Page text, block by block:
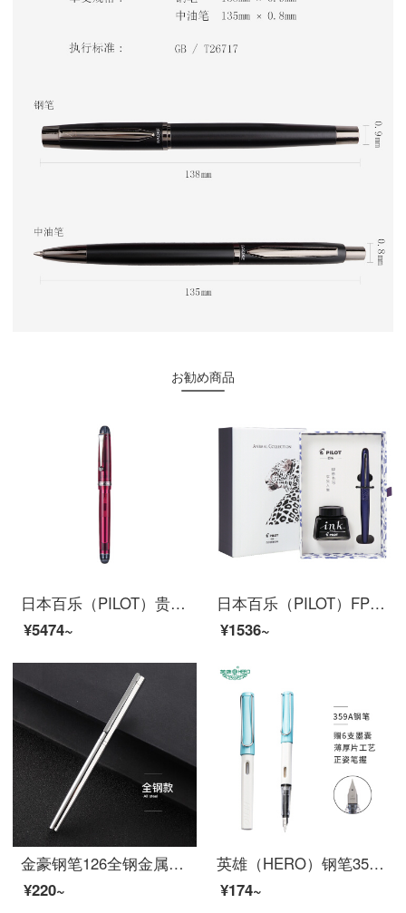
お勧め商品
日本百乐（PILOT）贵客74钢笔 成人书法练字钢笔 商务送礼盒装 FKKN-12SR EF尖 透明酒红
¥5474~
日本百乐（PILOT）FPMR2钢笔签字笔礼盒墨水套装 88G钢笔学生书法练字办公 野性气息 紫色豹纹F尖
¥1536~
金豪钢笔126全钢金属银色黑色学生男女孩成人商务日常写字书法练字铱金笔墨水笔吸墨器墨囊两用口径2.6 126钢笔简装（全钢） 暗尖0.38MM
¥220~
英雄（HERO）钢笔359A正姿 学生办公练字铱金钢笔签字笔 薄厚片工艺铱金笔尖（附加6支墨囊） 蓝白EF尖
¥174~